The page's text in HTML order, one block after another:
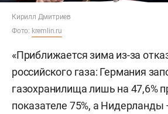
Кирилл Дмитриев
Фото: kremlin.ru
«Приближается зима из-за
российского газа: Германия
газохранилища лишь на 47,6%
показателе 75%, а Нидерланды